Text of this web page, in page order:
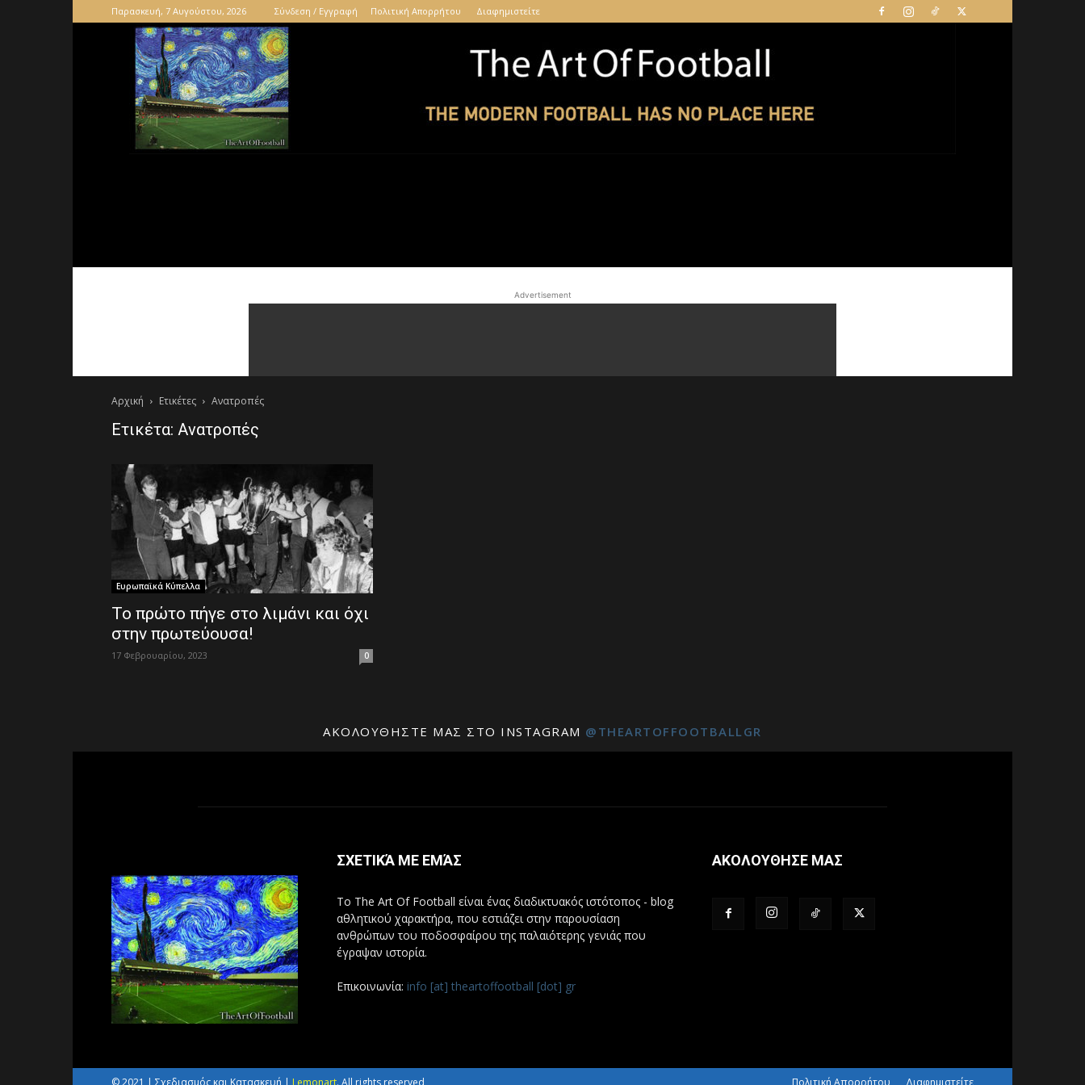
Παρασκευή, 7 Αυγούστου, 2026 Σύνδεση / Εγγραφή Πολιτική Απορρήτου Διαφημιστείτε
Advertisement
Αρχική Ετικέτες Ανατροπές
Ετικέτα: Ανατροπές
Ευρωπαϊκά Κύπελλα
Το πρώτο πήγε στο λιμάνι και όχι
στην πρωτεύουσα!
17 Φεβρουαρίου, 2023 0
ΑΚΟΛΟΥΘΉΣΤΕ ΜΑΣ ΣΤΟ INSTAGRAM @THEARTOFFOOTBALLGR
ΣΧΕΤΙΚΆ ΜΕ ΕΜΆΣ
Το The Art Of Football είναι ένας διαδικτυακός ιστότοπος - blog
αθλητικού χαρακτήρα, που εστιάζει στην παρουσίαση
ανθρώπων του ποδοσφαίρου της παλαιότερης γενιάς που
έγραψαν ιστορία.
Επικοινωνία: info [at] theartoffootball [dot] gr
ΑΚΟΛΟΥΘΗΣΕ ΜΑΣ
Πολιτική Απορρήτου Διαφημιστείτε
© 2021 | Σχεδιασμός και Κατασκευή | Lemonart. All rights reserved